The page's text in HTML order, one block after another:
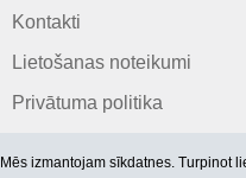
Kontakti
Lietošanas noteikumi
Privātuma politika
Mēs izmantojam sīkdatnes. Turpinot